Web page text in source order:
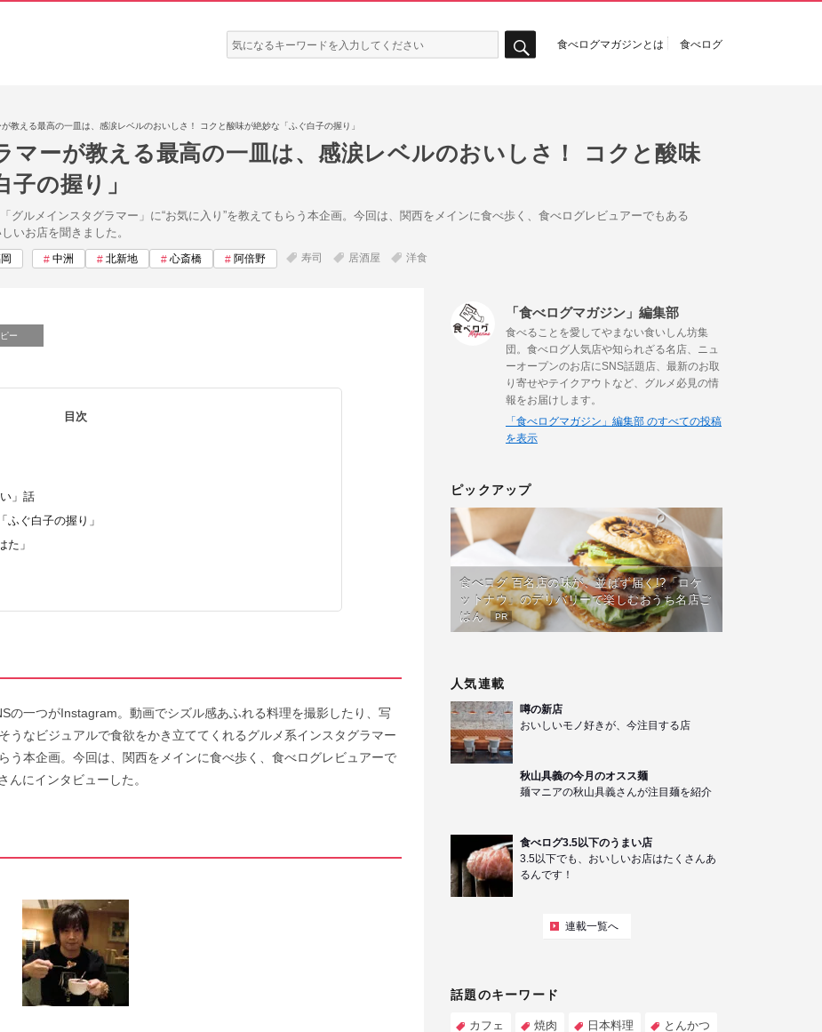
検
索:
食べログマガジンとは 食べログ
教える最高の一皿は、感涙レベルのおいしさ！ コクと酸味が絶妙な「ふぐ白子の握り」
マーが教える最高の一皿は、感涙レベルのおいしさ！ コクと酸味
の握り」
グルメインスタグラマー」に“お気に入り”を教えてもらう本企画。今回は、関西をメインに食べ歩く、食べログレビュアーでもある
いお店を聞きました。
中洲 北新地 心斎橋 阿倍野 寿司 居酒屋 洋食
ー
目次
」話
ぐ白子の握り」
た」
の一つがInstagram。動画でシズル感あふれる料理を撮影したり、写
うなビジュアルで食欲をかき立ててくれるグルメ系インスタグラマー
う本企画。今回は、関西をメインに食べ歩く、食べログレビュアーで
んにインタビューした。
「食べログマガジン」編集部
食べることを愛してやまない食いしん坊集
団。食べログ人気店や知られざる名店、ニュ
ーオープンのお店にSNS話題店、最新のお取
り寄せやテイクアウトなど、グルメ必見の情
報をお届けします。
「食べログマガジン」編集部 のすべての投稿
を表示
ピックアップ
食べログ 百名店の味が、並ばず届く!?「ロケ
ットナウ」のデリバリーで楽しむおうち名店ご
はん
PR
人気連載
噂の新店
おいしいモノ好きが、今注目する店
秋山具義の今月のオスス麺
麺マニアの秋山具義さんが注目麺を紹介
食べログ3.5以下のうまい店
3.5以下でも、おいしいお店はたくさんあ
るんです！
連載一覧へ
話題のキーワード
カフェ 焼肉 日本料理 とんかつ